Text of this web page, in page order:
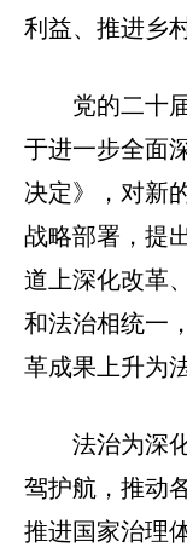
利益、推进乡
党的二十
于进一步全面
决定》，对新
战略部署，提
道上深化改革
和法治相统一
革成果上升为
法治为深
驾护航，推动
推进国家治理